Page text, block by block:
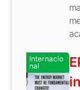
Internacio
nal